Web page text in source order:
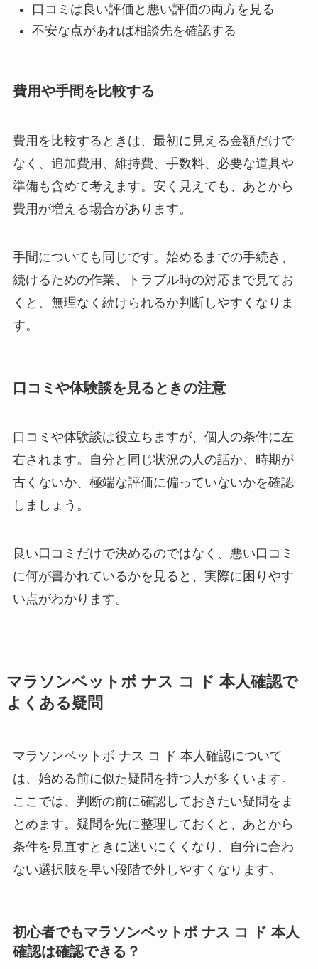
口コミは良い評価と悪い評価の両方を見る
不安な点があれば相談先を確認する
費用や手間を比較する
費用を比較するときは、最初に見える金額だけで
なく、追加費用、維持費、手数料、必要な道具や
準備も含めて考えます。安く見えても、あとから
費用が増える場合があります。
手間についても同じです。始めるまでの手続き、
続けるための作業、トラブル時の対応まで見てお
くと、無理なく続けられるか判断しやすくなりま
す。
口コミや体験談を見るときの注意
口コミや体験談は役立ちますが、個人の条件に左
右されます。自分と同じ状況の人の話か、時期が
古くないか、極端な評価に偏っていないかを確認
しましょう。
良い口コミだけで決めるのではなく、悪い口コミ
に何が書かれているかを見ると、実際に困りやす
い点がわかります。
マラソンベットボ ナス コ ド 本人確認で
よくある疑問
マラソンベットボ ナス コ ド 本人確認について
は、始める前に似た疑問を持つ人が多くいます。
ここでは、判断の前に確認しておきたい疑問をま
とめます。疑問を先に整理しておくと、あとから
条件を見直すときに迷いにくくなり、自分に合わ
ない選択肢を早い段階で外しやすくなります。
初心者でもマラソンベットボ ナス コ ド 本人
確認は確認できる？